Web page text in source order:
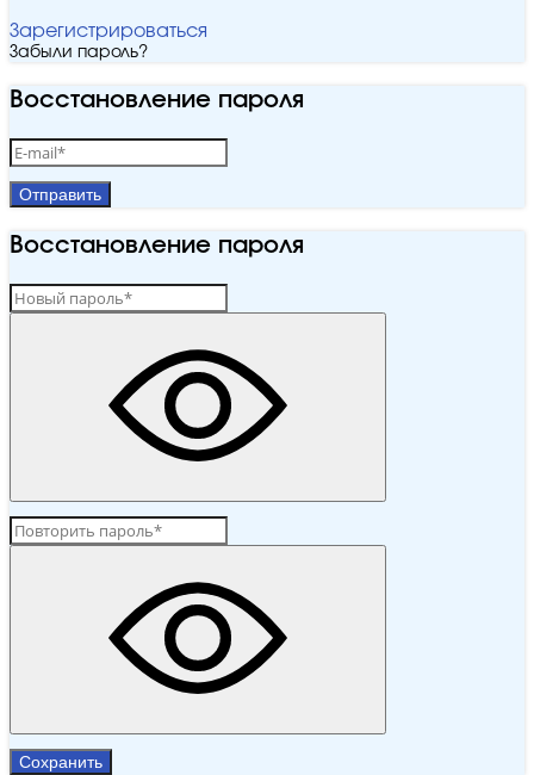
Зарегистрироваться
Забыли пароль?
Восстановление пароля
Отправить
Восстановление пароля
Сохранить